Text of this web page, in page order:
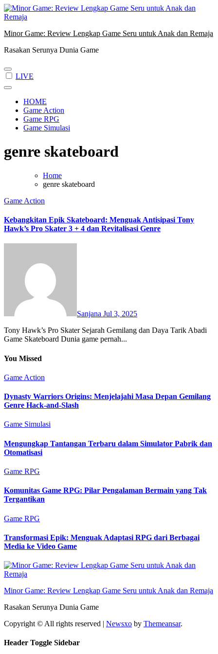
Skip
to
Minor Game: Review Lengkap Game Seru untuk Anak dan Remaja
Rasakan Serunya Dunia Game
LIVE
HOME
Game Action
Game RPG
Game Simulasi
genre skateboard
Home
genre skateboard
Game Action
Kebangkitan Epik Skateboard: Menguak Antisipasi Tony
Hawk’s Pro Skater 3 + 4 dan Revitalisasi Genre
Sanjana Jul 3, 2025
Tony Hawk’s Pro Skater Sejarah Gemilang dan Daya Tarik Abadi
Game Skateboard Dunia game pernah...
You Missed
Game Action
Dynasty Warriors Origins: Menjelajahi Masa Depan Gemilang
Genre Hack-and-Slash
Game Simulasi
Mengungkap Tantangan Terbaru dalam Simulator Pabrik dan
Otomatisasi
Game RPG
Komunitas Game RPG: Pilar Pengalaman Bermain yang Tak
Tergantikan
Game RPG
Transformasi Epik: Menguak Adaptasi RPG dari Berbagai
Media ke Video Game
Minor Game: Review Lengkap Game Seru untuk Anak dan Remaja
Rasakan Serunya Dunia Game
Copyright © All rights reserved | Newsxo by Themeansar.
Header Toggle Sidebar